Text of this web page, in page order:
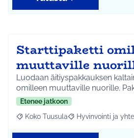
Starttipaketti
muuttaville
Luodaan äitiyspakkauksen
omilleen muuttaville nuorille.
Etenee jatkoon
Rajaa tulokset aihepiirin mukaan:
Koko Tuusula Rajaa tulokset
Hyvinvointi ja